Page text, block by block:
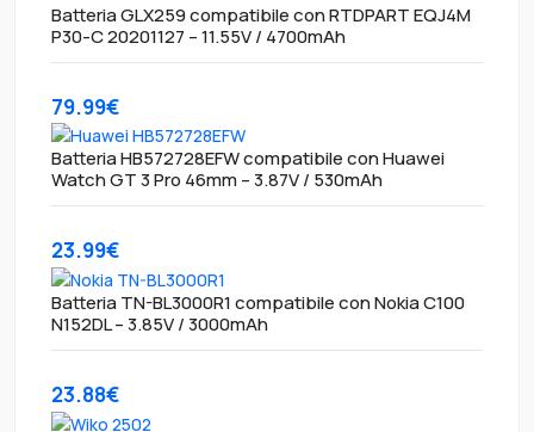
Batteria GLX259 compatibile con RTDPART EQJ4M
P30-C 20201127 – 11.55V / 4700mAh
79.99€
Batteria HB572728EFW compatibile con Huawei
Watch GT 3 Pro 46mm – 3.87V / 530mAh
23.99€
Batteria TN-BL3000R1 compatibile con Nokia C100
N152DL – 3.85V / 3000mAh
23.88€